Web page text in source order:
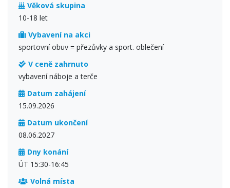
Věková skupina
10-18 let
Vybavení na akci
sportovní obuv = přezůvky a sport. oblečení
V ceně zahrnuto
vybavení náboje a terče
Datum zahájení
15.09.2026
Datum ukončení
08.06.2027
Dny konání
ÚT 15:30-16:45
Volná místa